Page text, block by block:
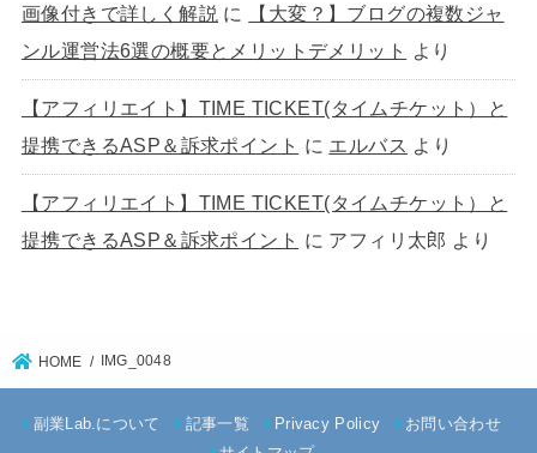
画像付きで詳しく解説 に
【大変？】ブログの複数ジャ
ンル運営法6選の概要とメリットデメリット
より
【アフィリエイト】TIME TICKET(タイムチケット）と
提携できるASP＆訴求ポイント に エルバス より
【アフィリエイト】TIME TICKET(タイムチケット）と
提携できるASP＆訴求ポイント に アフィリ太郎 より
HOME IMG_0048
副業Lab.について 記事一覧 Privacy Policy
お問い合わせ